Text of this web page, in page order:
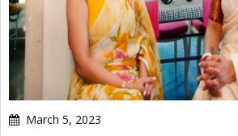
March 5, 2023